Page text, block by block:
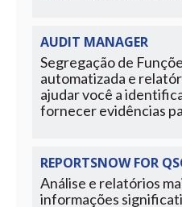
AUDIT MANAGER
Segregação de
automatizada e
ajudar você a
fornecer evidências
REPORTSNOW FOR
Análise e relatórios
informações